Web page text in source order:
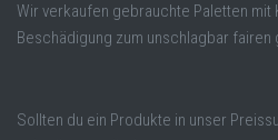
Wir verkaufen gebrauchte Paletten mit
Beschädigung zum unschlagbar fairen
Sollten du ein Produkte in unser